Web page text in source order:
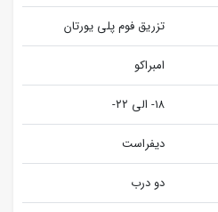
تزریق فوم پلی یورتان
امبراکو
۱۸- الی ۲۲-
دیفراست
دو درب